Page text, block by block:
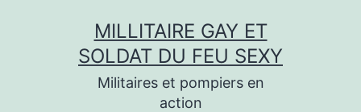
MILLITAIRE GAY ET
SOLDAT DU FEU SEXY
Militaires et pompiers en
action